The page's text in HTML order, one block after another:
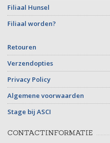
Filiaal Hunsel
Filiaal worden?
Retouren
Verzendopties
Privacy Policy
Algemene voorwaarden
Stage bij ASCI
CONTACTINFORMATIE